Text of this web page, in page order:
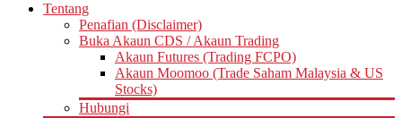
Tentang
Penafian (Disclaimer)
Buka Akaun CDS / Akaun Trading
Akaun Futures (Trading FCPO)
Akaun Moomoo (Trade Saham Malaysia & US
Stocks)
Hubungi